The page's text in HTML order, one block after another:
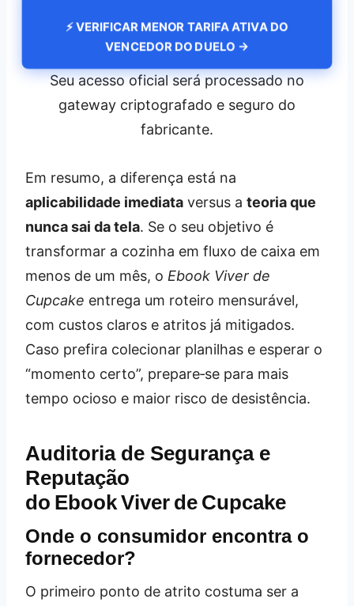
⚡ VERIFICAR MENOR TARIFA ATIVA DO
VENCEDOR DO DUELO →
Seu acesso oficial será processado no
gateway criptografado e seguro do
fabricante.
Em resumo, a diferença está na
aplicabilidade imediata versus a teoria que
nunca sai da tela. Se o seu objetivo é
transformar a cozinha em fluxo de caixa em
menos de um mês, o Ebook Viver de
Cupcake entrega um roteiro mensurável,
com custos claros e atritos já mitigados.
Caso prefira colecionar planilhas e esperar o
“momento certo”, prepare‑se para mais
tempo ocioso e maior risco de desistência.
Auditoria de Segurança e
Reputação
do Ebook Viver de Cupcake
Onde o consumidor encontra o
fornecedor?
O primeiro ponto de atrito costuma ser a